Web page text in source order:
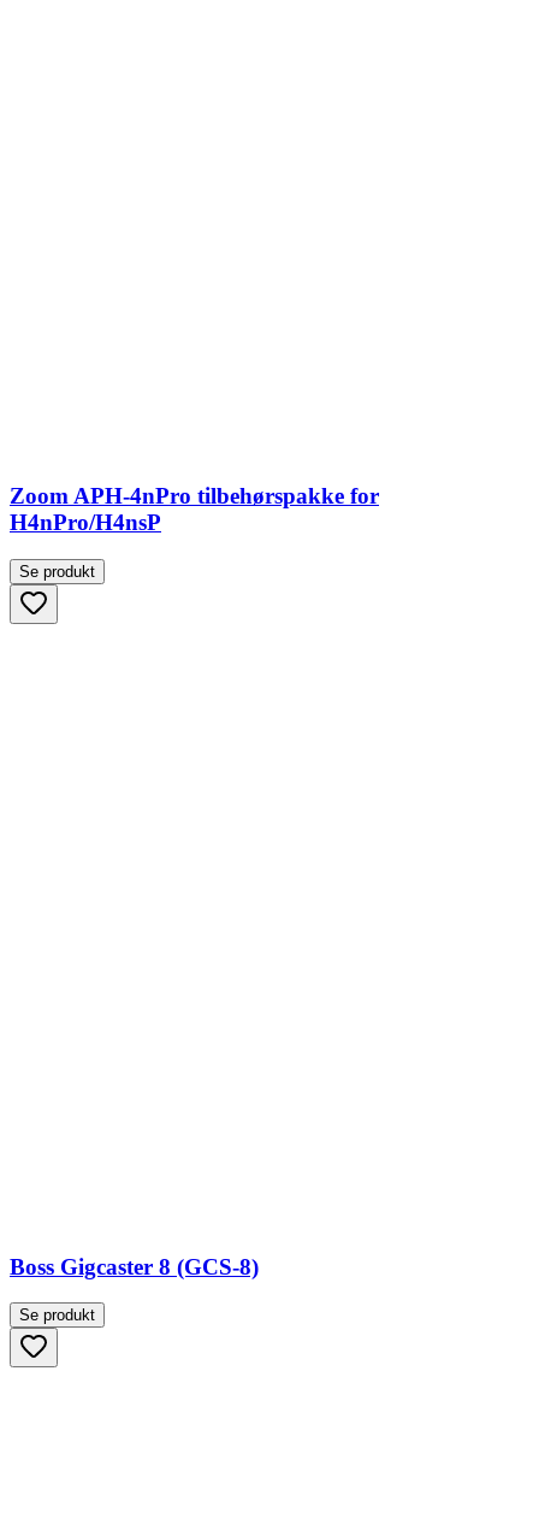
Zoom APH-4nPro tilbehørspakke for
H4nPro/H4nsP
Se produkt
Boss Gigcaster 8 (GCS-8)
Se produkt